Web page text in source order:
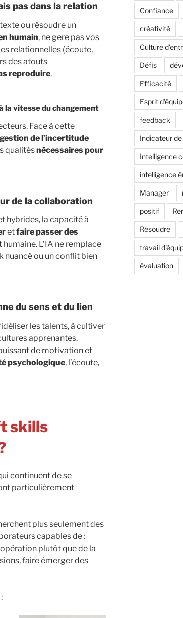
pas dans la relation
ou résoudre un
humain, ne gere pas vos
relationnelles (écoute,
des atouts
reproduire.
la vitesse du changement
Face à cette
de l’incertitude
qualitésnécessaires pour
de la collaboration
hybrides, la capacité à
etfaire passer des
L’IA ne remplace
nuancé ou un conflit bien
du sens et du lien
les talents, à cultiver
apprenantes,
de motivation et
psychologique, l’écoute,
skills
continuent de se
particulièrement
plus seulement des
capables de :
plutôt que de la
faire émerger des
Confiance
créativité
Culture
Défis
Efficacité
Esprit
feedback
Indicateur
Intelligence
intelligence
Manager
positif
Résoudre
travail
évaluation